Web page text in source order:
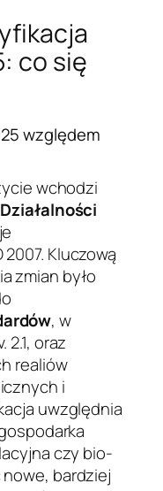
co się
względem
wchodzi
Kluczową
zmian było
, w
2.1, oraz
realiów
i
uwzględnia
czy bio-
bardziej